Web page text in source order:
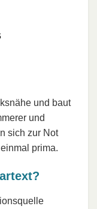
und baut
und
sich zur Not
prima.